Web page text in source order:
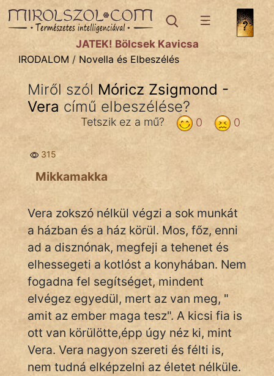
IRODALOMtémák:
Dráma
Költemény
Komédia
Kötelező
Mese
Mitológia
Monda
Novella
És
Elbeszélés
Regény
JÁTÉK! Bölcsek Kavicsa
IRODALOM / Novella és Elbeszélés
Miről szól Móricz Zsigmond -
Vera című elbeszélése?
0
0
Tetszik ez a mű?
315
Mikkamakka
Vera zokszó nélkül végzi a sok munkát
a házban és a ház körül. Mos, főz, enni
ad a disznónak, megfeji a tehenet és
elhessegeti a kotlóst a konyhában. Nem
fogadna fel segítséget, mindent
elvégez egyedül, mert az van meg, "
amit az ember maga tesz". A kicsi fia is
ott van körülötte,épp úgy néz ki, mint
Vera. Vera nagyon szereti és félti is,
nem tudná elképzelni az életet nélküle.